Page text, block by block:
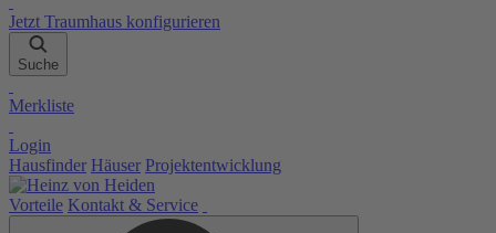
Jetzt Traumhaus konfigurieren
Suche
Merkliste
Login
Hausfinder Häuser Projektentwicklung
Vorteile Kontakt & Service